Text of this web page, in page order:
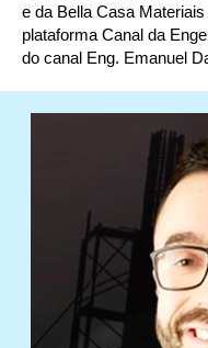
e da Bella Casa
plataforma Canal da
do canal Eng. Emanuel